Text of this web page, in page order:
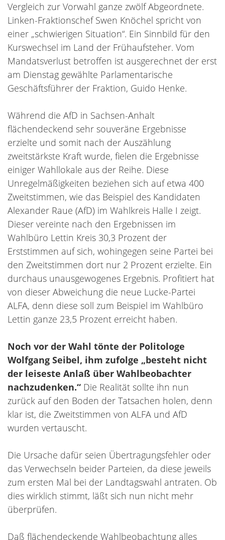
Vergleich zur Vorwahl ganze zwölf Abgeordnete.
Linken-Fraktionschef Swen Knöchel spricht von
einer „schwierigen Situation“. Ein Sinnbild für den
Kurswechsel im Land der Frühaufsteher. Vom
Mandatsverlust betroffen ist ausgerechnet der erst
am Dienstag gewählte Parlamentarische
Geschäftsführer der Fraktion, Guido Henke.
Während die AfD in Sachsen-Anhalt
flächendeckend sehr souveräne Ergebnisse
erzielte und somit nach der Auszählung
zweitstärkste Kraft wurde, fielen die Ergebnisse
einiger Wahllokale aus der Reihe. Diese
Unregelmäßigkeiten beziehen sich auf etwa 400
Zweitstimmen, wie das Beispiel des Kandidaten
Alexander Raue (AfD) im Wahlkreis Halle I zeigt.
Dieser vereinte nach den Ergebnissen im
Wahlbüro Lettin Kreis 30,3 Prozent der
Erststimmen auf sich, wohingegen seine Partei bei
den Zweitstimmen dort nur 2 Prozent erzielte. Ein
durchaus unausgewogenes Ergebnis. Profitiert hat
von dieser Abweichung die neue Lucke-Partei
ALFA, denn diese soll zum Beispiel im Wahlbüro
Lettin ganze 23,5 Prozent erreicht haben.
Noch vor der Wahl tönte der Politologe
Wolfgang Seibel, ihm zufolge „besteht nicht
der leiseste Anlaß über Wahlbeobachter
nachzudenken.“ Die Realität sollte ihn nun
zurück auf den Boden der Tatsachen holen, denn
klar ist, die Zweitstimmen von ALFA und AfD
wurden vertauscht.
Die Ursache dafür seien Übertragungsfehler oder
das Verwechseln beider Parteien, da diese jeweils
zum ersten Mal bei der Landtagswahl antraten. Ob
dies wirklich stimmt, läßt sich nun nicht mehr
überprüfen.
Daß flächendeckende Wahlbeobachtung alles